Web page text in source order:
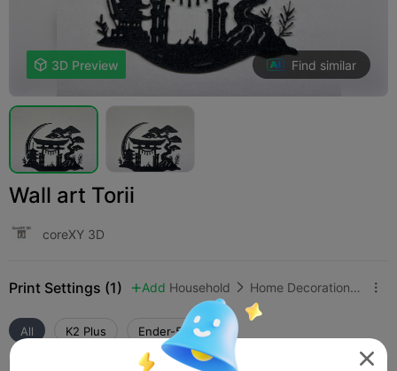
 3D Preview Find similar
Wall art Torii
coreXY 3D
Print Settings (1)  Add Household  Home Decorations & Ornaments 
All K2 Plus Ender-5 Max
